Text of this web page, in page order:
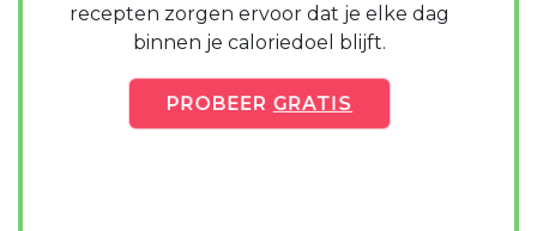
recepten zorgen ervoor dat je elke dag
binnen je caloriedoel blijft.
PROBEER GRATIS